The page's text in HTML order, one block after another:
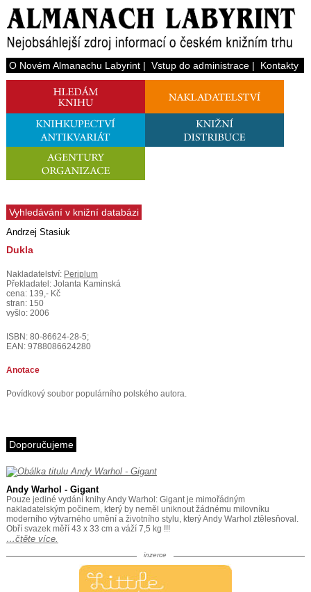
O Novém Almanachu Labyrint| Vstup do administrace| Kontakty
Vyhledávání v knižní databázi
Andrzej Stasiuk
Dukla
Nakladatelství: Periplum
Překladatel: Jolanta Kaminská
cena: 139,- Kč
stran: 150
vyšlo: 2006
ISBN: 80-86624-28-5;
EAN: 9788086624280
Anotace
Povídkový soubor populárního polského autora.
Doporučujeme
Andy Warhol - Gigant
Pouze jediné vydání knihy Andy Warhol: Gigant je mimořádným
nakladatelským počinem, který by neměl uniknout žádnému milovníku
moderního výtvarného umění a životního stylu, který Andy Warhol ztělesňoval.
Obří svazek měří 43 x 33 cm a váží 7,5 kg !!!
…čtěte více.
inzerce